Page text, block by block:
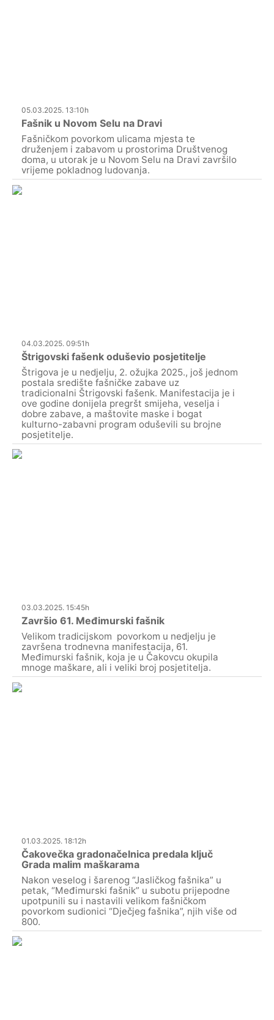
05.03.2025. 13:10h
Fašnik u Novom Selu na Dravi
Fašničkom povorkom ulicama mjesta te
druženjem i zabavom u prostorima Društvenog
doma, u utorak je u Novom Selu na Dravi završilo
vrijeme pokladnog ludovanja.
04.03.2025. 09:51h
Štrigovski fašenk oduševio posjetitelje
Štrigova je u nedjelju, 2. ožujka 2025., još jednom
postala središte fašničke zabave uz
tradicionalni Štrigovski fašenk. Manifestacija je i
ove godine donijela pregršt smijeha, veselja i
dobre zabave, a maštovite maske i bogat
kulturno-zabavni program oduševili su brojne
posjetitelje.
03.03.2025. 15:45h
Završio 61. Međimurski fašnik
Velikom tradicijskom povorkom u nedjelju je
završena trodnevna manifestacija, 61.
Međimurski fašnik, koja je u Čakovcu okupila
mnoge maškare, ali i veliki broj posjetitelja.
01.03.2025. 18:12h
Čakovečka gradonačelnica predala ključ
Grada malim maškarama
Nakon veselog i šarenog “Jasličkog fašnika” u
petak, “Međimurski fašnik” u subotu prijepodne
upotpunili su i nastavili velikom fašničkom
povorkom sudionici “Dječjeg fašnika”, njih više od
800.